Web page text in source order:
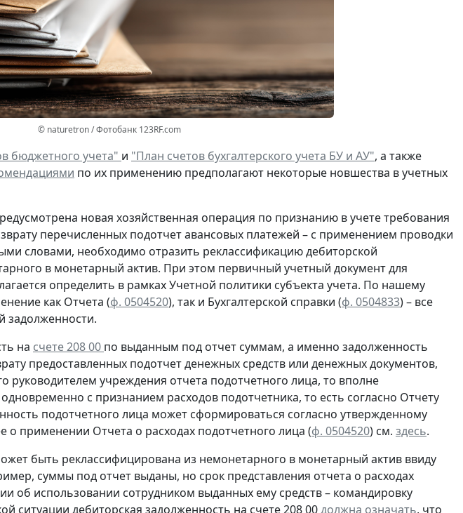
© naturetron / Фотобанк 123RF.com
бюджетного учета" и "План счетов бухгалтерского учета БУ и АУ", а также
по их применению предполагают некоторые новшества в учетных
новая хозяйственная операция по признанию в учететребования
перечисленных подотчет авансовых платежей – с применением проводки
словами, необходимо отразить реклассификацию дебиторской
в монетарный актив. При этом первичный учетный документ для
определить в рамках Учетной политики субъекта учета. По нашему
как Отчета (ф. 0504520), так и Бухгалтерской справки (ф. 0504833) – все
задолженности.
на счете 208 00 по выданным под отчет суммам, а именно задолженность
предоставленных подотчет денежных средств или денежных документов,
руководителем учреждения отчета подотчетного лица, то вполне
одновременно с признанием расходов подотчетника, то есть согласно Отчету
подотчетного лица может сформироваться согласно утвержденному
о применении Отчета о расходах подотчетного лица (ф. 0504520) см. здесь.
быть реклассифицирована из немонетарного в монетарный актив ввиду
суммы под отчет выданы, но срок представления отчета о расходах
об использовании сотрудником выданных ему средств – командировку
ситуации дебиторская задолженность на счете 208 00должна означать, что